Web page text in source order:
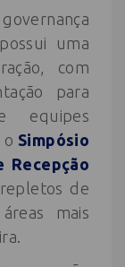
uma
com
para
equipes
o Simpósio
Recepção
de
mais